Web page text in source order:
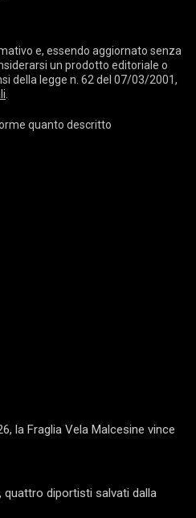
e, essendo aggiornato senza
un prodotto editoriale o
della legge n. 62 del 07/03/2001,
quanto descritto
la Fraglia Vela Malcesine vince
quattro diportisti salvati dalla